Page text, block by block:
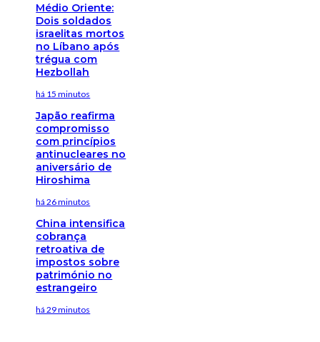
Médio Oriente:
Dois soldados
israelitas mortos
no Líbano após
trégua com
Hezbollah
há 15 minutos
Japão reafirma
compromisso
com princípios
antinucleares no
aniversário de
Hiroshima
há 26 minutos
China intensifica
cobrança
retroativa de
impostos sobre
património no
estrangeiro
há 29 minutos